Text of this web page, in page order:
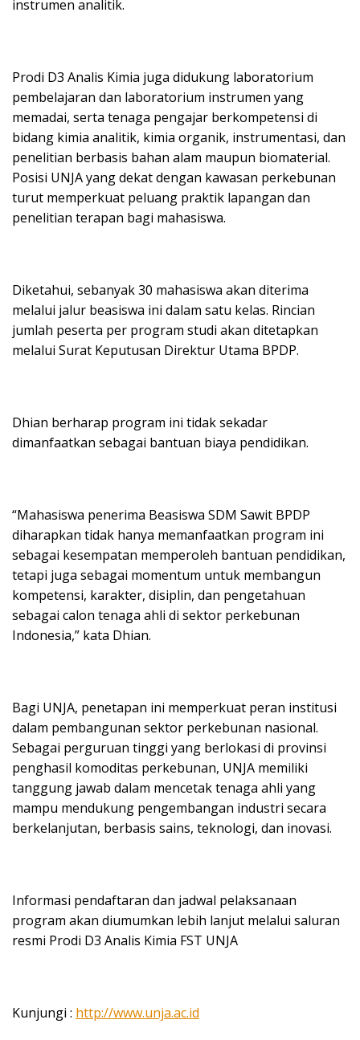
instrumen analitik.
Prodi D3 Analis Kimia juga didukung laboratorium
pembelajaran dan laboratorium instrumen yang
memadai, serta tenaga pengajar berkompetensi di
bidang kimia analitik, kimia organik, instrumentasi, dan
penelitian berbasis bahan alam maupun biomaterial.
Posisi UNJA yang dekat dengan kawasan perkebunan
turut memperkuat peluang praktik lapangan dan
penelitian terapan bagi mahasiswa.
Diketahui, sebanyak 30 mahasiswa akan diterima
melalui jalur beasiswa ini dalam satu kelas. Rincian
jumlah peserta per program studi akan ditetapkan
melalui Surat Keputusan Direktur Utama BPDP.
Dhian berharap program ini tidak sekadar
dimanfaatkan sebagai bantuan biaya pendidikan.
“Mahasiswa penerima Beasiswa SDM Sawit BPDP
diharapkan tidak hanya memanfaatkan program ini
sebagai kesempatan memperoleh bantuan pendidikan,
tetapi juga sebagai momentum untuk membangun
kompetensi, karakter, disiplin, dan pengetahuan
sebagai calon tenaga ahli di sektor perkebunan
Indonesia,” kata Dhian.
Bagi UNJA, penetapan ini memperkuat peran institusi
dalam pembangunan sektor perkebunan nasional.
Sebagai perguruan tinggi yang berlokasi di provinsi
penghasil komoditas perkebunan, UNJA memiliki
tanggung jawab dalam mencetak tenaga ahli yang
mampu mendukung pengembangan industri secara
berkelanjutan, berbasis sains, teknologi, dan inovasi.
Informasi pendaftaran dan jadwal pelaksanaan
program akan diumumkan lebih lanjut melalui saluran
resmi Prodi D3 Analis Kimia FST UNJA
Kunjungi : http://www.unja.ac.id